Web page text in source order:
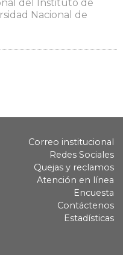
del Instituto de
Nacional de
Correo institucional
Redes Sociales
Quejas y reclamos
Atención en línea
Encuesta
Contáctenos
Estadísticas